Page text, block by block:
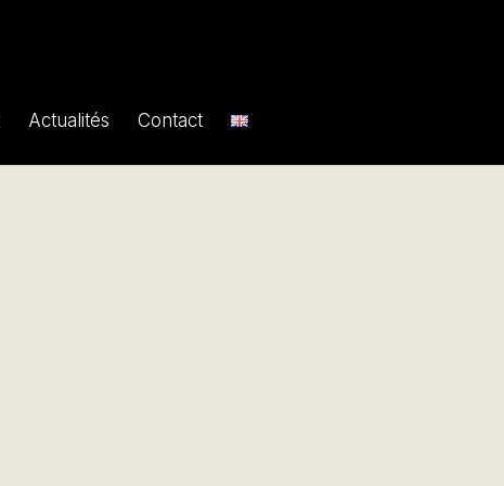
Actualités Contact